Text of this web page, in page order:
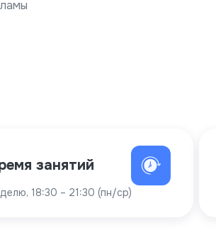
занятий
18:30 – 21:30 (пн/ср)